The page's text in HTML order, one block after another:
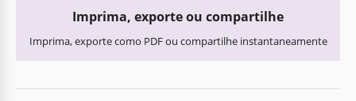
Imprima, exporte ou compartilhe
Imprima, exporte como PDF ou compartilhe instantaneamente